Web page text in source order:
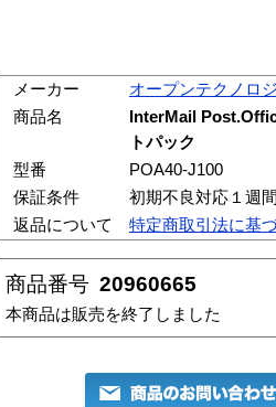
メーカー
オープンテクノロ
商品名
InterMail
トパック
型番
POA40-J100
保証条件
初期不良対応１週
返品について
特定商取引法に基
商品番号 20960665
本商品は販売を終了しました